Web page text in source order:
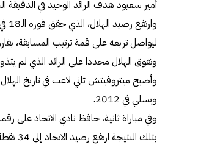
أمير سعيود هدف الرائد الوحيد في
ليواصل تربعه على قمة ترتيب المسابقة، بفارق 7 نقاط أمام أقرب ملاحقيه
وتفوق الهلال مجددا على الرائد الذي لم يتذوق
ويسلي في 2012.
وفي مباراة ثانية، حافظ نادي الاتحاد على
بتلك النتيجة ارتفع رصيد الاتحاد إلى 34 نقطة خامسا، بفارق 22 نقطة خلف الهلال (المتصدر).